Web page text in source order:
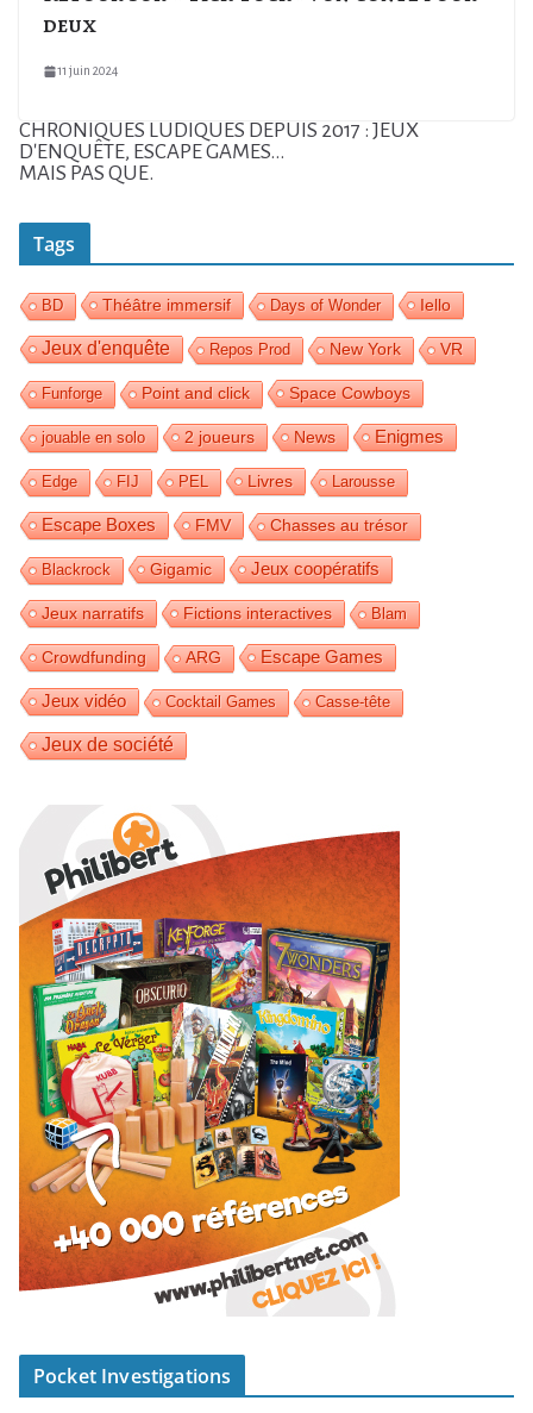
deux
11 juin 2024
CHRONIQUES LUDIQUES DEPUIS 2017 : JEUX
D'ENQUÊTE, ESCAPE GAMES...
MAIS PAS QUE.
Tags
BD Théâtre immersif Days of Wonder Iello
Jeux d'enquête Repos Prod New York VR
Funforge Point and click Space Cowboys
jouable en solo 2 joueurs News Enigmes
Edge FIJ PEL Livres Larousse
Escape Boxes FMV Chasses au trésor
Blackrock Gigamic Jeux coopératifs
Jeux narratifs Fictions interactives Blam
Crowdfunding ARG Escape Games
Jeux vidéo Cocktail Games Casse-tête
Jeux de société
Pocket Investigations